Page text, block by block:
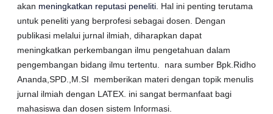
akan meningkatkan reputasi peneliti . Hal ini penting terutama
untuk peneliti yang berprofesi sebagai dosen. Dengan
publikasi melalui jurnal ilmiah, diharapkan dapat
meningkatkan perkembangan ilmu pengetahuan dalam
pengembangan bidang ilmu tertentu. nara sumber Bpk.Ridho
Ananda,SPD.,M.SI memberikan materi dengan topik menulis
jurnal ilmiah dengan LATEX. ini sangat bermanfaat bagi
mahasiswa dan dosen sistem Informasi.